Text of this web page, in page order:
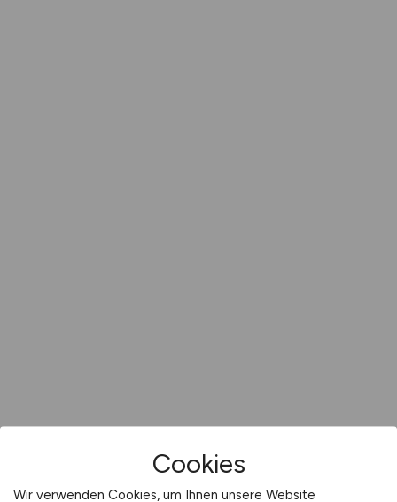
Cookies
Wir verwenden Cookies, um Ihnen unsere Website